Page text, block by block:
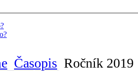
Časopis Ročník 2019